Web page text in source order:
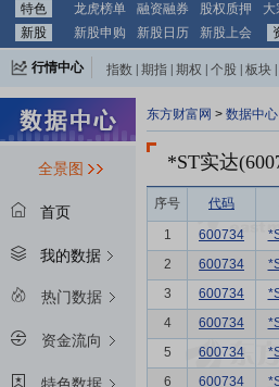
特色 龙虎榜单 融资融券 股权质押 大
新股
新股申购 新股日历 新股上会
行情中心 指数 期指 期权 个股 板块
全景图
首页
我的数据
热门数据
资金流向
东方财富网 > 数据中心
*ST实达
序号 代码
1 600734
2
600734
3
600734
4
600734
5
600734
6
600734